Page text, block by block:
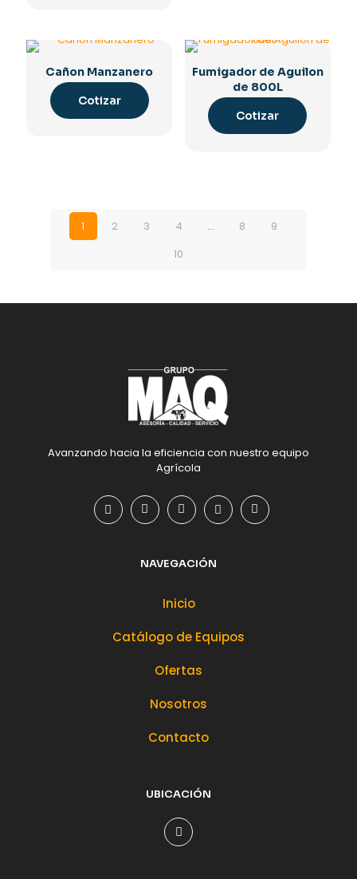
Cañon Manzanero
Cotizar
Fumigador de Aguilon
de 800L
Cotizar
1 2 3 4 … 8
9
10
Avanzando hacia la eficiencia con nuestro equipo
Agrícola
NAVEGACIÓN
Inicio
Catálogo de Equipos
Ofertas
Nosotros
Contacto
UBICACIÓN